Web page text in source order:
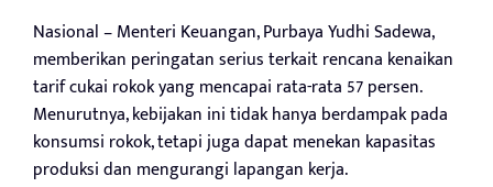
Nasional – Menteri Keuangan, Purbaya Yudhi Sadewa,
memberikan peringatan serius terkait rencana kenaikan
tarif cukai rokok yang mencapai rata-rata 57 persen.
Menurutnya, kebijakan ini tidak hanya berdampak pada
konsumsi rokok, tetapi juga dapat menekan kapasitas
produksi dan mengurangi lapangan kerja.